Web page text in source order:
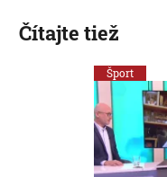
Čítajte tiež
Šport